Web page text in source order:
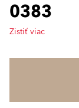
0383
Zistiť viac